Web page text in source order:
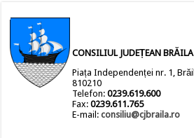
CONSILIUL JUDEȚEAN BRĂILA
Piața Independenței nr. 1,
810210
Telefon:0239.619.600
Fax:0239.611.765
E-mail:consiliu@cjbraila.ro